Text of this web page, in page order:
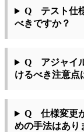
Q テスト仕
べきですか？
Q アジャイ
けるべき注意点
Q 仕様変更
めの手法はあり